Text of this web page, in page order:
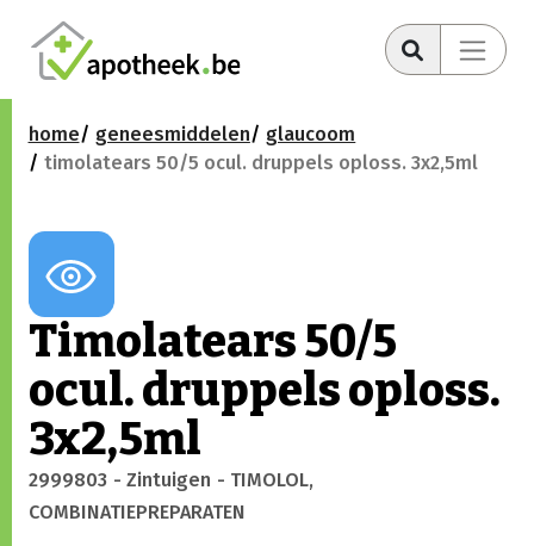
home geneesmiddelen
glaucoom
timolatears 50/5 ocul. druppels oploss. 3x2,5ml
Timolatears 50/5
ocul. druppels oploss.
3x2,5ml
2999803 - Zintuigen - TIMOLOL,
COMBINATIEPREPARATEN